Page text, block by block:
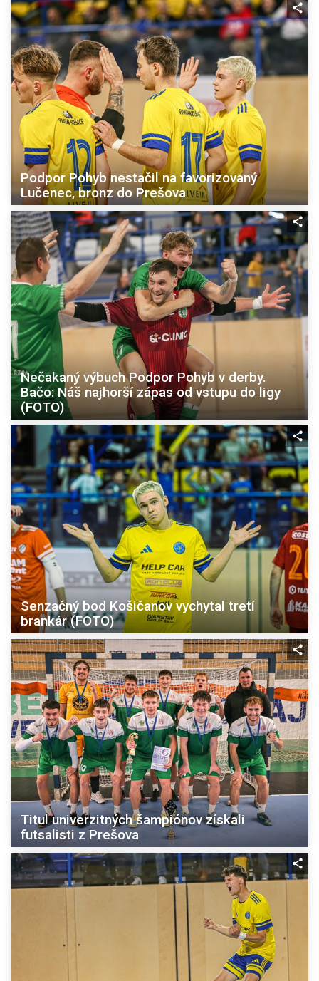
Podpor Pohyb nestačil na favorizovaný
Lučenec, bronz do Prešova
Nečakaný výbuch Podpor Pohyb v derby.
Bačo: Náš najhorší zápas od vstupu do ligy
(FOTO)
Senzačný bod Košičanov vychytal tretí
brankár (FOTO)
Titul univerzitných šampiónov získali
futsalisti z Prešova